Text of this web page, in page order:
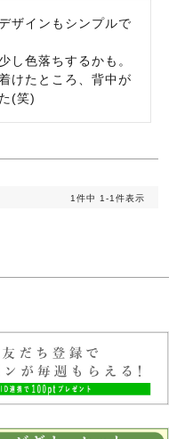
ザインもシンプルで
し色落ちするかも。
けたところ、背中が
(笑)
1件中 1-1件表示